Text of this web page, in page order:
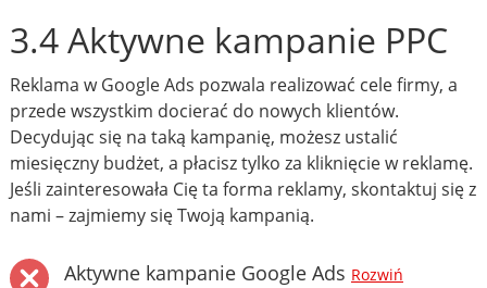
3.4 Aktywne kampanie PPC
Reklama w Google Ads pozwala realizować cele firmy, a
przede wszystkim docierać do nowych klientów.
Decydując się na taką kampanię, możesz ustalić
miesięczny budżet, a płacisz tylko za kliknięcie w reklamę.
Jeśli zainteresowała Cię ta forma reklamy, skontaktuj się z
nami – zajmiemy się Twoją kampanią.
Aktywne kampanie Google Ads Rozwiń